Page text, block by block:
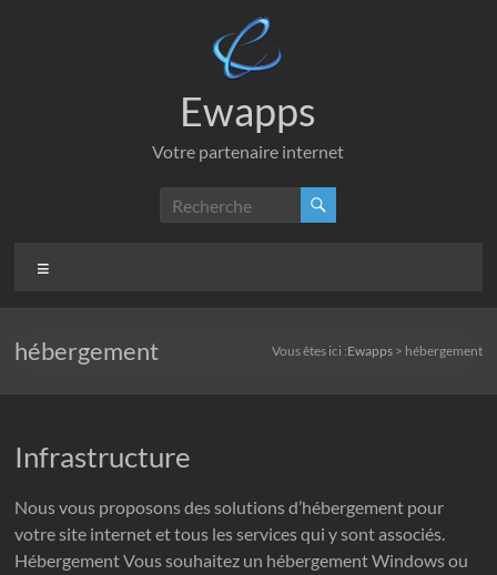
Ewapps
Votre partenaire internet
hébergement Vous êtes ici :Ewapps> hébergement
Infrastructure
Nous vous proposons des solutions d’hébergement pour
votre site internet et tous les services qui y sont associés.
Hébergement Vous souhaitez un hébergement Windows ou